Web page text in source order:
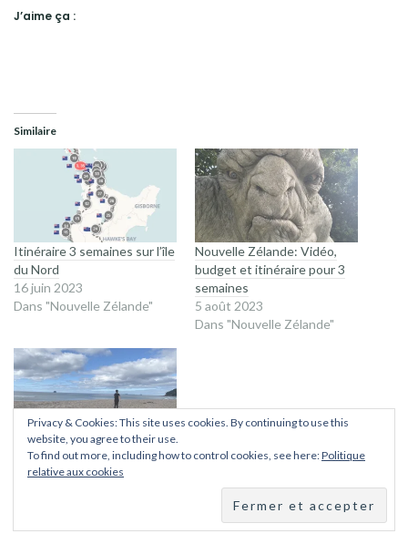
J’aime ça :
Similaire
Itinéraire 3 semaines sur l’île
du Nord
16 juin 2023
Dans "Nouvelle Zélande"
Nouvelle Zélande: Vidéo,
budget et itinéraire pour 3
semaines
5 août 2023
Dans "Nouvelle Zélande"
Hot Water Beach et retour
du camping car
Privacy & Cookies: This site uses cookies. By continuing to use this
website, you agree to their use.
To find out more, including how to control cookies, see here:Politique
relative aux cookies